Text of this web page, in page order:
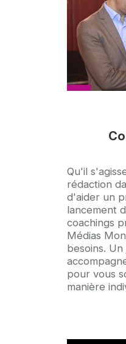
Accroche
Qu'il
rédaction
d'aider un
lancement
coachings
Médias
besoins.
pour vous
manière